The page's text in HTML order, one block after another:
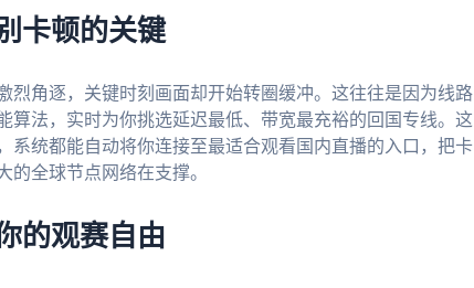
卡顿的关键
烈角逐，关键时刻画面却开始转圈缓冲。这往往是因为线路
算法，实时为你挑选延迟最低、带宽最充裕的回国专线。这
系统都能自动将你连接至最适合观看国内直播的入口，把卡
全球节点网络在支撑。
的观赛自由